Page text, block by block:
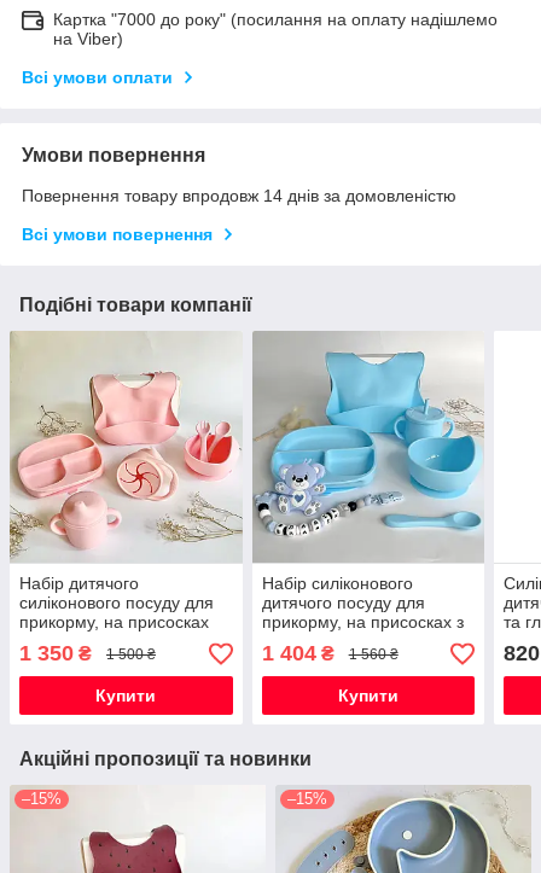
Картка "7000 до року" (посилання на оплату надішлемо
на Viber)
Всі умови оплати
Умови повернення
Повернення товару впродовж 14 днів за домовленістю
Всі умови повернення
Подібні товари компанії
Набір дитячого
силіконового посуду для
прикорму, на присосках
1 350 ₴ 1 500 ₴
Купити
Набір силіконового
дитячого посуду для
прикорму, на присосках з
іменним гризунком Мишка
Тедді
1 404₴ 1 560 ₴
Купити
та
820
Акційні пропозиції та новинки
–15% –15%